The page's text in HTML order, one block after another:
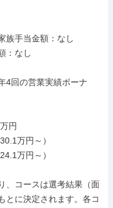
族手当金額：なし
：なし
4回の営業実績ボーナ
円
万円～）
万円～）
、コースは選考結果（面
とに決定されます。各コ